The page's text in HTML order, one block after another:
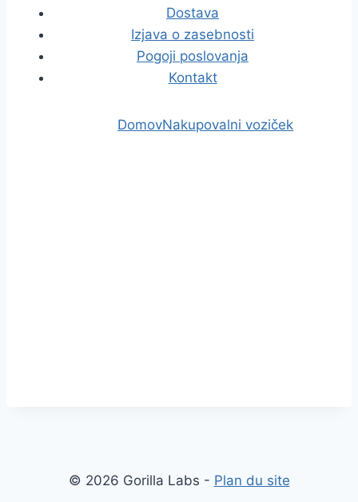
Dostava
Izjava o zasebnosti
Pogoji poslovanja
Kontakt
DomovNakupovalni voziček
© 2026 Gorilla Labs - Plan du site